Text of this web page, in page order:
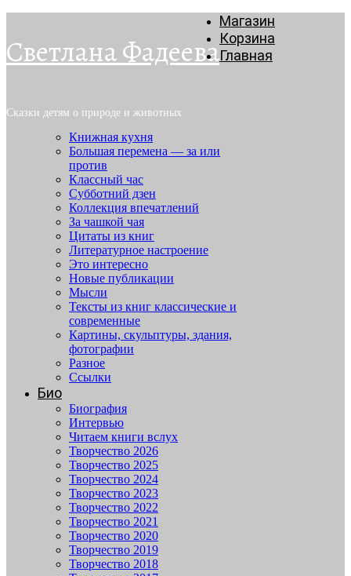
Светлана Фадеева
Сказки детям о природе и животных
Магазин
Корзина
Главная
Книжная кухня
Большая перемена — за или
против
Классный час
Субботний дзен
Коллекция впечатлений
За чашкой чая
Цитаты из книг
Литературное настроение
Это интересно
Новые публикации
Мысли
Тексты из книг классические и
современные
Картины, скульптуры, здания,
фотографии
Разное
Ссылки
Био
Биография
Интервью
Читаем книги вслух
Творчество 2026
Творчество 2025
Творчество 2024
Творчество 2023
Творчество 2022
Творчество 2021
Творчество 2020
Творчество 2019
Творчество 2018